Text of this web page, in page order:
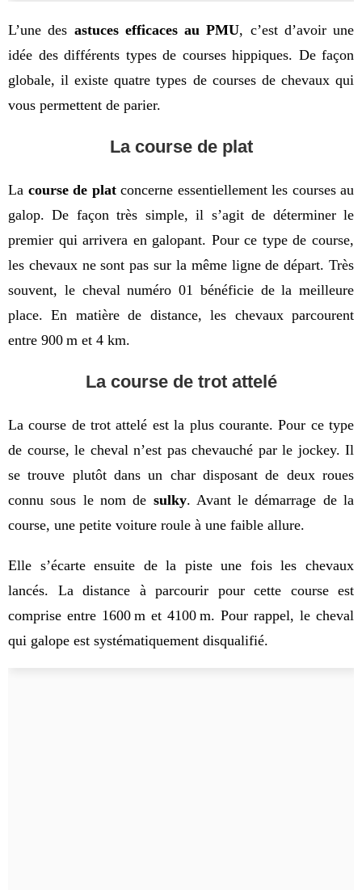
L’une des astuces efficaces au PMU, c’est d’avoir une
idée des différents types de courses hippiques. De façon
globale, il existe quatre types de courses de chevaux qui
vous permettent de parier.
La course de plat
La course de plat concerne essentiellement les courses au
galop. De façon très simple, il s’agit de déterminer le
premier qui arrivera en galopant. Pour ce type de course,
les chevaux ne sont pas sur la même ligne de départ. Très
souvent, le cheval numéro 01 bénéficie de la meilleure
place. En matière de distance, les chevaux parcourent
entre 900 m et 4 km.
La course de trot attelé
La course de trot attelé est la plus courante. Pour ce type
de course, le cheval n’est pas chevauché par le jockey. Il
se trouve plutôt dans un char disposant de deux roues
connu sous le nom de sulky. Avant le démarrage de la
course, une petite voiture roule à une faible allure.
Elle s’écarte ensuite de la piste une fois les chevaux
lancés. La distance à parcourir pour cette course est
comprise entre 1600 m et 4100 m. Pour rappel, le cheval
qui galope est systématiquement disqualifié.